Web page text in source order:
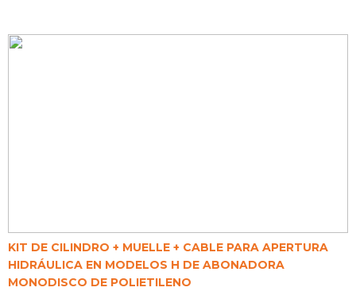
KIT DE CILINDRO + MUELLE + CABLE PARA APERTURA
HIDRÁULICA EN MODELOS H DE ABONADORA
MONODISCO DE POLIETILENO